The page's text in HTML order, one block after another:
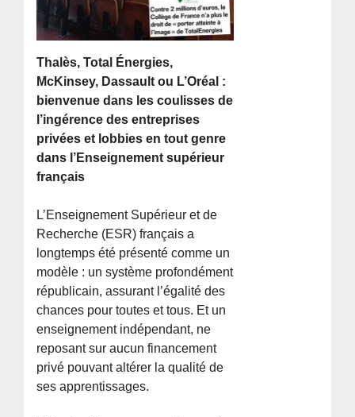
Thalès, Total Énergies,
McKinsey, Dassault ou L’Oréal :
bienvenue dans les coulisses de
l’ingérence des entreprises
privées et lobbies en tout genre
dans l’Enseignement supérieur
français
L’Enseignement Supérieur et de
Recherche (ESR) français a
longtemps été présenté comme un
modèle : un système profondément
républicain, assurant l’égalité des
chances pour toutes et tous. Et un
enseignement indépendant, ne
reposant sur aucun financement
privé pouvant altérer la qualité de
ses apprentissages.